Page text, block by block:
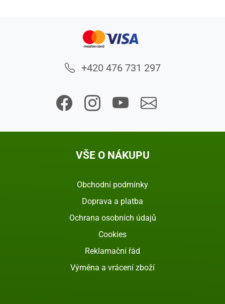
+420 476 731 297
VŠE O NÁKUPU
Obchodní podmínky
Doprava a platba
Ochrana osobních údajů
Cookies
Reklamační řád
Výměna a vrácení zboží